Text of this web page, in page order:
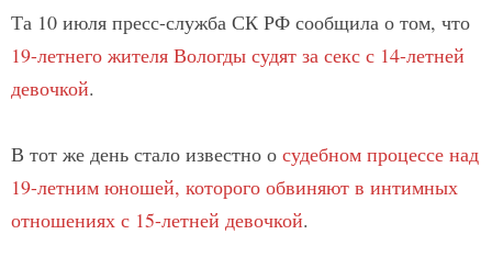
Та 10 июля пресс-служба СК РФ сообщила о том, что
19-летнего жителя Вологды судят за секс с 14-летней
девочкой.
В тот же день стало известно о судебном процессе над
19-летним юношей, которого обвиняют в интимных
отношениях с 15-летней девочкой.